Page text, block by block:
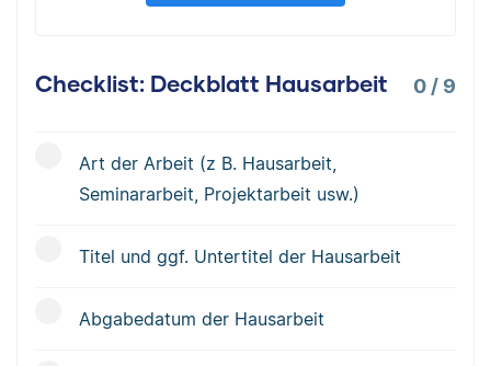
Checklist: Deckblatt Hausarbeit 0 / 9
Art der Arbeit (z B. Hausarbeit,
Seminararbeit, Projektarbeit usw.)
Titel und ggf. Untertitel der Hausarbeit
Abgabedatum der Hausarbeit